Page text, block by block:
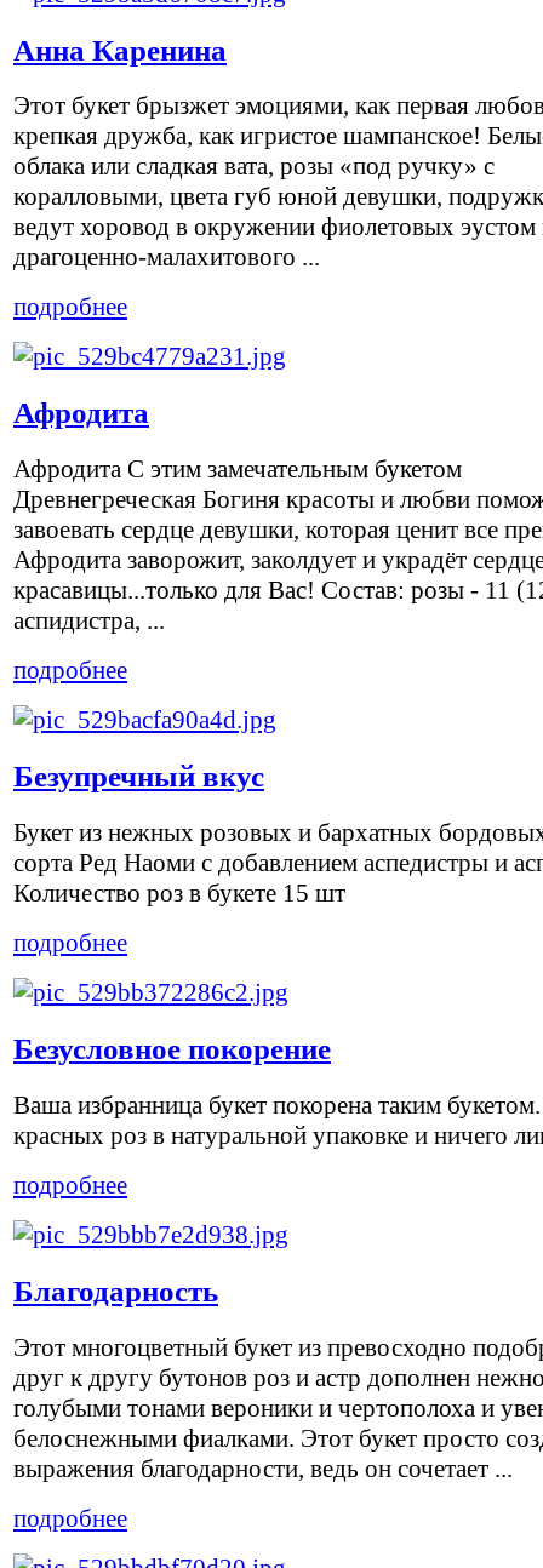
Анна Каренина
Этот букет брызжет эмоциями, как первая
крепкая дружба, как игристое шампанское!
облака или сладкая вата, розы «под ручку» с
коралловыми, цвета губ юной девушки,
ведут хоровод в окружении фиолетовых эустом
драгоценно-малахитового ...
подробнее
Афродита
Афродита С этим замечательным букетом
Древнегреческая Богиня красоты и любви
завоевать сердце девушки, которая ценит все
Афродита заворожит, заколдует и украдёт
красавицы...только для Вас! Состав: розы - 11
аспидистра, ...
подробнее
Безупречный вкус
Букет из нежных розовых и бархатных
сорта Ред Наоми с добавлением аспедистры и
Количество роз в букете 15 шт
подробнее
Безусловное покорение
Ваша избранница букет покорена таким
красных роз в натуральной упаковке и ничего
подробнее
Благодарность
Этот многоцветный букет из превосходно
друг к другу бутонов роз и астр дополнен
голубыми тонами вероники и чертополоха и
белоснежными фиалками. Этот букет просто
выражения благодарности, ведь он сочетает ...
подробнее